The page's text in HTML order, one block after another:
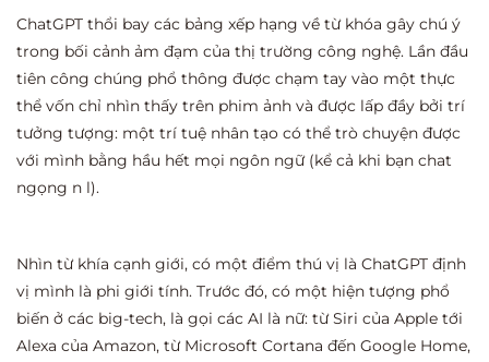
ChatGPT thổi bay các bảng xếp hạng về từ khóa gây chú ý
trong bối cảnh ảm đạm của thị trường công nghệ. Lần đầu
tiên công chúng phổ thông được chạm tay vào một thực
thể vốn chỉ nhìn thấy trên phim ảnh và được lấp đầy bởi trí
tưởng tượng: một trí tuệ nhân tạo có thể trò chuyện được
với mình bằng hầu hết mọi ngôn ngữ (kể cả khi bạn chat
ngọng n l).
Nhìn từ khía cạnh giới, có một điểm thú vị là ChatGPT định
vị mình là phi giới tính. Trước đó, có một hiện tượng phổ
biến ở các big-tech, là gọi các AI là nữ: từ Siri của Apple tới
Alexa của Amazon, từ Microsoft Cortana đến Google Home,